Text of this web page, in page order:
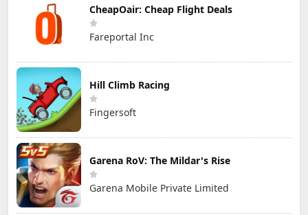
CheapOair: Cheap Flight Deals
Fareportal Inc
Hill Climb Racing
Fingersoft
Garena RoV: The Mildar's Rise
Garena Mobile Private Limited